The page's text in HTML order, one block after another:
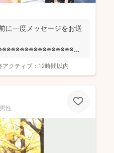
に一度メッセージをお送
アクティブ： 12時間以内
男性